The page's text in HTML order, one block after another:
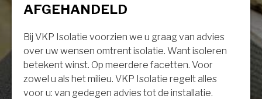
AFGEHANDELD
Bij VKP Isolatie voorzien we u graag van advies
over uw wensen omtrent isolatie. Want isoleren
betekent winst. Op meerdere facetten. Voor
zowel u als het milieu. VKP Isolatie regelt alles
voor u: van gedegen advies tot de installatie.